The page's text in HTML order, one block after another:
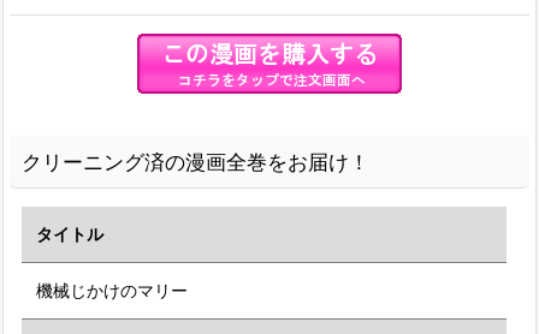
クリーニング済の漫画全巻をお届け！
タイトル
機械じかけのマリー